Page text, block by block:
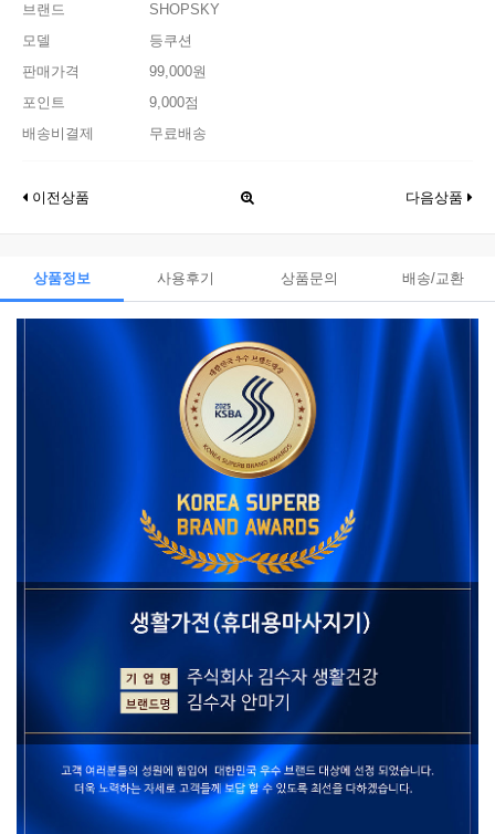
브랜드
SHOPSKY
모델
등쿠션
판매가격
99,000원
포인트
9,000점
배송비결제
무료배송
이전상품 다음상품
상품정보 사용후기 상품문의 배송/교환